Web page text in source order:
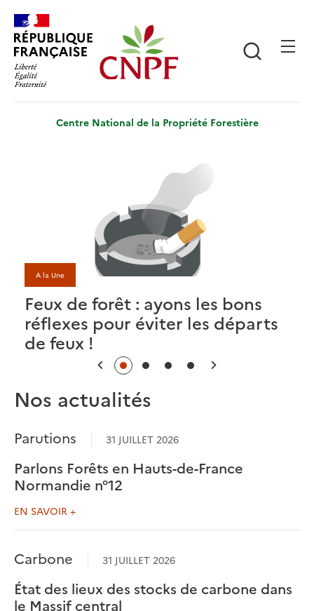
contenu
principal
Centre National de la Propriété Forestière
A la Une
Feux de forêt : ayons les bons
réflexes pour éviter les départs
de feux !
Nos actualités
Parutions 31 JUILLET 2026
Parlons Forêts en Hauts-de-France
Normandie n°12
EN SAVOIR +
Carbone 31 JUILLET 2026
État des lieux des stocks de carbone dans
le Massif central